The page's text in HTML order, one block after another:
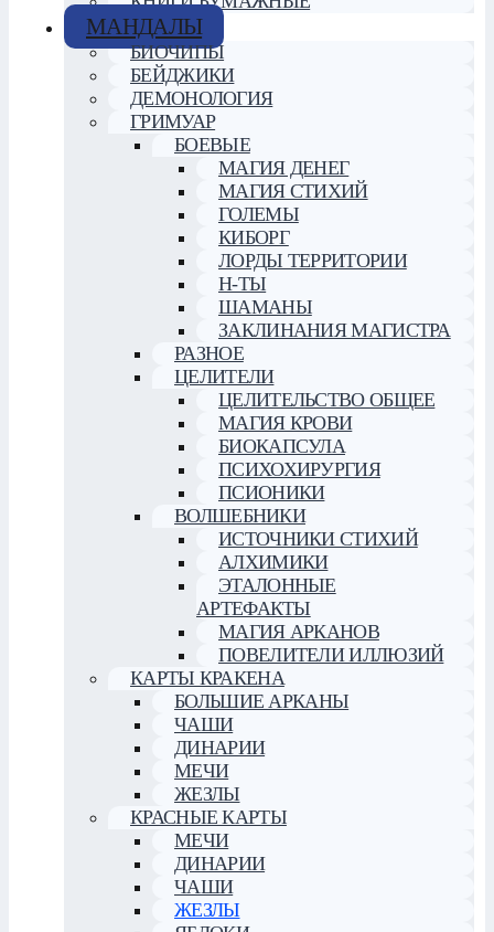
МАНДАЛЫ
БИОЧИПЫ
БЕЙДЖИКИ
ДЕМОНОЛОГИЯ
ГРИМУАР
БОЕВЫЕ
МАГИЯ ДЕНЕГ
МАГИЯ СТИХИЙ
ГОЛЕМЫ
КИБОРГ
ЛОРДЫ ТЕРРИТОРИИ
Н-ТЫ
ШАМАНЫ
ЗАКЛИНАНИЯ МАГИСТРА
РАЗНОЕ
ЦЕЛИТЕЛИ
ЦЕЛИТЕЛЬСТВО ОБЩЕЕ
МАГИЯ КРОВИ
БИОКАПСУЛА
ПСИХОХИРУРГИЯ
ПСИОНИКИ
ВОЛШЕБНИКИ
ИСТОЧНИКИ СТИХИЙ
АЛХИМИКИ
ЭТАЛОННЫЕ
АРТЕФАКТЫ
МАГИЯ АРКАНОВ
ПОВЕЛИТЕЛИ ИЛЛЮЗИЙ
КАРТЫ КРАКЕНА
БОЛЬШИЕ АРКАНЫ
ЧАШИ
ДИНАРИИ
МЕЧИ
ЖЕЗЛЫ
КРАСНЫЕ КАРТЫ
МЕЧИ
ДИНАРИИ
ЧАШИ
ЖЕЗЛЫ